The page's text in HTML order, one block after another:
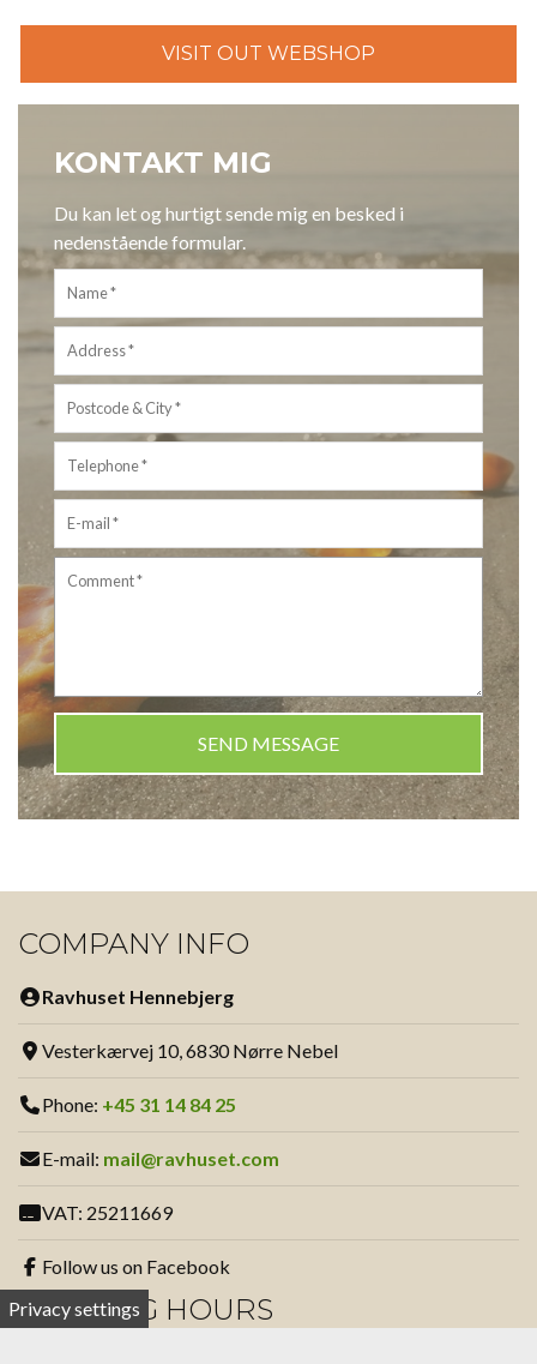
μια άμεση και προσιτή λύση. Ο ιστότοπος δίνει έμφαση στη
διαδικασία είναι απλή, ασφαλής και αξιόπιστη.
VISIT OUT WEBSHOP
KONTAKT MIG
Du kan let og hurtigt sende mig en besked i
nedenstående formular.
COMPANY INFO
Ravhuset Hennebjerg
Vesterkærvej 10, 6830 Nørre Nebel
Phone: +45 31 14 84 25
E-mail: mail@ravhuset.com
VAT: 25211669
Follow us on Facebook
OPENING HOURS
Privacy settings